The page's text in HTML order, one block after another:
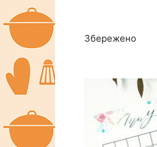
Збережено